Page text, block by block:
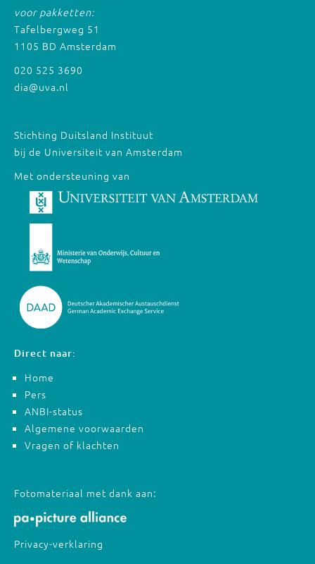
voor pakketten:
Tafelbergweg 51
1105 BD Amsterdam
020 525 3690
dia@uva.nl
Stichting Duitsland Instituut
bij de Universiteit van Amsterdam
Met ondersteuning van
Direct naar:
Home
Pers
ANBI-status
Algemene voorwaarden
Vragen of klachten
Fotomateriaal met dank aan:
Privacy-verklaring